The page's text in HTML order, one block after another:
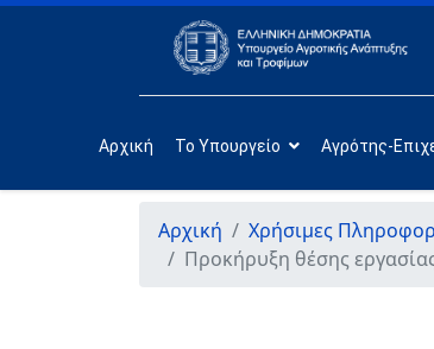
Αρχική Το Υπουργείο Αγρότης-
Αρχική Χρήσιμες
Προκήρυξη θέσης